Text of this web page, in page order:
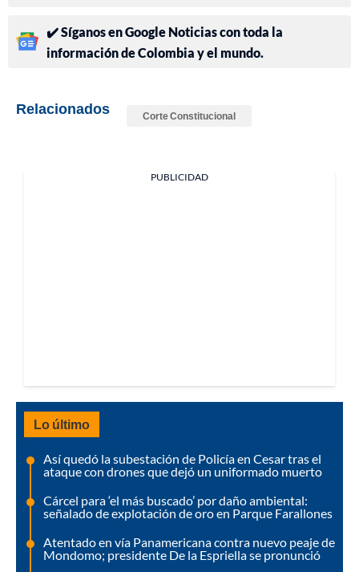
✔️ Síganos en Google Noticias con toda la
información de Colombia y el mundo.
Relacionados Corte Constitucional
PUBLICIDAD
Lo último
Así quedó la subestación de Policía en Cesar tras el
ataque con drones que dejó un uniformado muerto
Cárcel para ‘el más buscado’ por daño ambiental:
señalado de explotación de oro en Parque Farallones
Atentado en vía Panamericana contra nuevo peaje de
Mondomo; presidente De la Espriella se pronunció